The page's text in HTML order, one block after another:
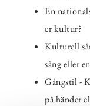
En
er kultur?
Kulturell
sång eller
Gångstil -
på händer